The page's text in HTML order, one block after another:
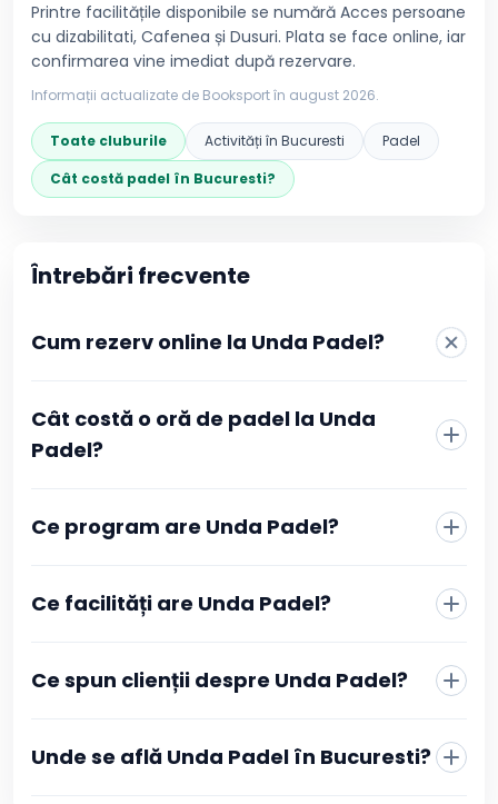
Printre facilitățile disponibile se numără Acces persoane
cu dizabilitati, Cafenea și Dusuri. Plata se face online, iar
confirmarea vine imediat după rezervare.
Informații actualizate de Booksport în august 2026.
Toate cluburile Activități în Bucuresti
Padel
Cât costă padel în Bucuresti?
Întrebări frecvente
Cum rezerv online la Unda Padel?
clubului, fără telefon sau mesaje către recepție. Alegi
sportul, vezi programul actualizat în timp real și
aprobată primești imediat o confirmare în contul tău
Booksport și pe adresa de email, cu toate detaliile
Cât costă o oră de padel la Unda
Padel?
Ce program are Unda Padel?
Ce facilități are Unda Padel?
Ce spun clienții despre Unda Padel?
Unde se află Unda Padel în Bucuresti?